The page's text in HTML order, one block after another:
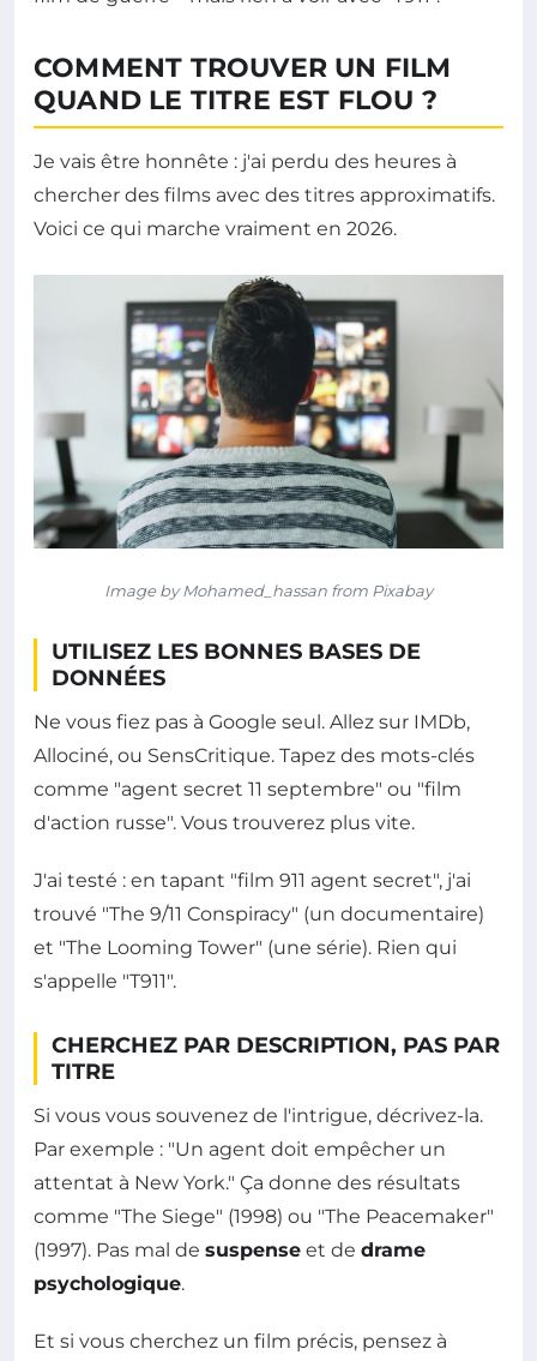
COMMENT TROUVER UN FILM
QUAND LE TITRE EST FLOU ?
Je vais être honnête : j'ai perdu des heures à
chercher des films avec des titres approximatifs.
Voici ce qui marche vraiment en 2026.
Image by Mohamed_hassan from Pixabay
UTILISEZ LES BONNES BASES DE
DONNÉES
Ne vous fiez pas à Google seul. Allez sur IMDb,
Allociné, ou SensCritique. Tapez des mots-clés
comme "agent secret 11 septembre" ou "film
d'action russe". Vous trouverez plus vite.
J'ai testé : en tapant "film 911 agent secret", j'ai
trouvé "The 9/11 Conspiracy" (un documentaire)
et "The Looming Tower" (une série). Rien qui
s'appelle "T911".
CHERCHEZ PAR DESCRIPTION, PAS PAR
TITRE
Si vous vous souvenez de l'intrigue, décrivez-la.
Par exemple : "Un agent doit empêcher un
attentat à New York." Ça donne des résultats
comme "The Siege" (1998) ou "The Peacemaker"
(1997). Pas mal de suspense et de drame
psychologique.
Et si vous cherchez un film précis, pensez à